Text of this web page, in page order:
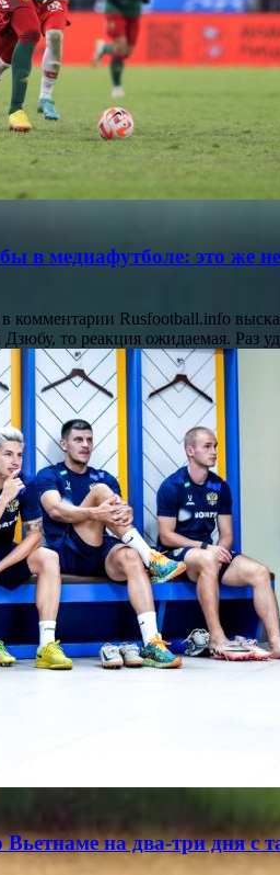
медиафутболе: это же
Rusfootball.info
то реакция ожидаемая. Раз
на два-три дня с